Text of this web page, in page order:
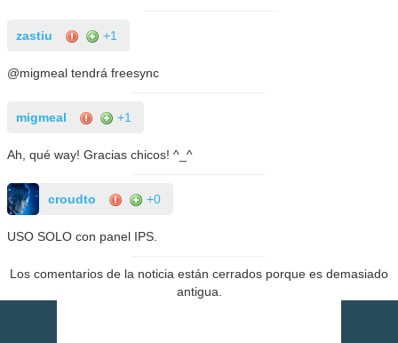
zastiu +1
@migmeal tendrá freesync
migmeal +1
Ah, qué way! Gracias chicos! ^_^
croudto +0
USO SOLO con panel IPS.
Los comentarios de la noticia están cerrados porque es demasiado
antigua.